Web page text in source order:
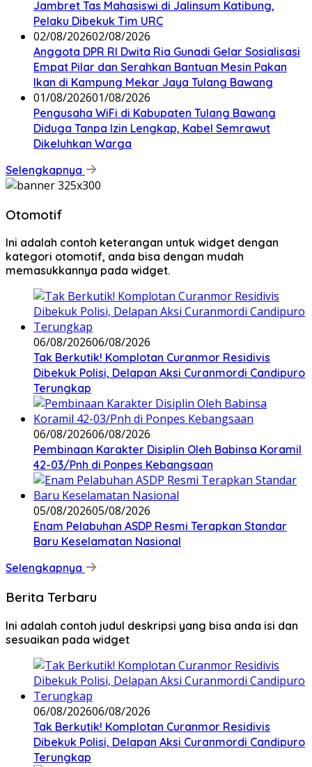
Jambret Tas Mahasiswi di Jalinsum Katibung,
Pelaku Dibekuk Tim URC
02/08/202602/08/2026
Anggota DPR RI Dwita Ria Gunadi Gelar Sosialisasi
Empat Pilar dan Serahkan Bantuan Mesin Pakan
Ikan di Kampung Mekar Jaya Tulang Bawang
01/08/202601/08/2026
Pengusaha WiFi di Kabupaten Tulang Bawang
Diduga Tanpa Izin Lengkap, Kabel Semrawut
Dikeluhkan Warga
Selengkapnya
Otomotif
Ini adalah contoh keterangan untuk widget dengan
kategori otomotif, anda bisa dengan mudah
memasukkannya pada widget.
06/08/202606/08/2026
Tak Berkutik! Komplotan Curanmor Residivis
Dibekuk Polisi, Delapan Aksi Curanmordi Candipuro
Terungkap
06/08/202606/08/2026
Pembinaan Karakter Disiplin Oleh Babinsa Koramil
42-03/Pnh di Ponpes Kebangsaan
05/08/202605/08/2026
Enam Pelabuhan ASDP Resmi Terapkan Standar
Baru Keselamatan Nasional
Selengkapnya
Berita Terbaru
Ini adalah contoh judul deskripsi yang bisa anda isi dan
sesuaikan pada widget
06/08/202606/08/2026
Tak Berkutik! Komplotan Curanmor Residivis
Dibekuk Polisi, Delapan Aksi Curanmordi Candipuro
Terungkap